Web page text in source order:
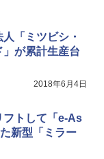
「ミツビシ・
が累計生産台
2018年6月4日
フトして「e-As
新型「ミラー